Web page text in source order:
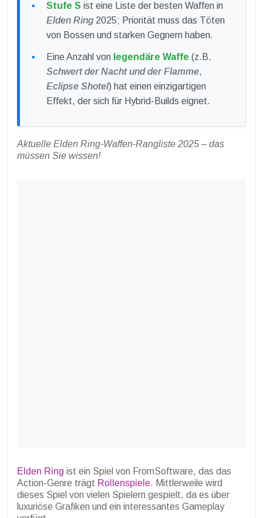
Stufe S ist eine Liste der besten Waffen in
Elden Ring 2025; Priorität muss das Töten
von Bossen und starken Gegnern haben.
Eine Anzahl von legendäre Waffe (z.B.
Schwert der Nacht und der Flamme,
Eclipse Shotel) hat einen einzigartigen
Effekt, der sich für Hybrid-Builds eignet.
Aktuelle Elden Ring-Waffen-Rangliste 2025 – das
müssen Sie wissen!
Elden Ring ist ein Spiel von FromSoftware, das das
Action-Genre trägt Rollenspiele. Mittlerweile wird
dieses Spiel von vielen Spielern gespielt, da es über
luxuriöse Grafiken und ein interessantes Gameplay